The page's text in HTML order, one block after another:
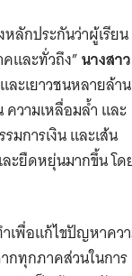
ลักประกันว่าผู้เรียน
และทั่วถึง”นางสาว
ละเยาวชนหลายล้าน
วามเหลื่อมล้ำ และ
การเงิน และเส้น
ะยืดหยุ่นมากขึ้น โด
เพื่อแก้ไขปัญหาคว
กทุกภาคส่วนในการ